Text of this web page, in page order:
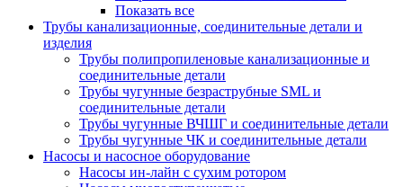
Показать все
Трубы канализационные, соединительные детали и
изделия
Трубы полипропиленовые канализационные и
соединительные детали
Трубы чугунные безраструбные SML и
соединительные детали
Трубы чугунные ВЧШГ и соединительные детали
Трубы чугунные ЧК и соединительные детали
Насосы и насосное оборудование
Насосы ин-лайн с сухим ротором